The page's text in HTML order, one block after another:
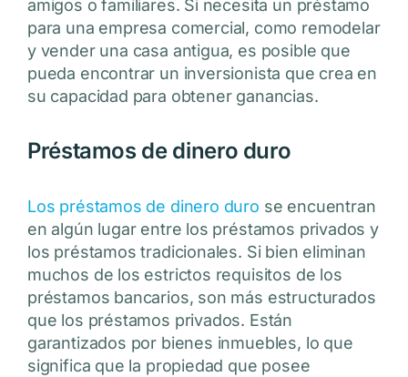
amigos o familiares. Si necesita un préstamo
para una empresa comercial, como remodelar
y vender una casa antigua, es posible que
pueda encontrar un inversionista que crea en
su capacidad para obtener ganancias.
Préstamos de dinero duro
Los préstamos de dinero duro se encuentran
en algún lugar entre los préstamos privados y
los préstamos tradicionales. Si bien eliminan
muchos de los estrictos requisitos de los
préstamos bancarios, son más estructurados
que los préstamos privados. Están
garantizados por bienes inmuebles, lo que
significa que la propiedad que posee